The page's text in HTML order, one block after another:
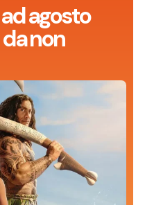
agosto
non